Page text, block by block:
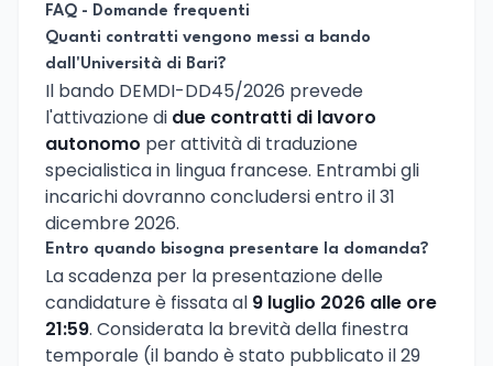
FAQ - Domande frequenti
Quanti contratti vengono messi a bando
dall'Università di Bari?
Il bando DEMDI-DD45/2026 prevede
l'attivazione di due contratti di lavoro
autonomo per attività di traduzione
specialistica in lingua francese. Entrambi gli
incarichi dovranno concludersi entro il 31
dicembre 2026.
Entro quando bisogna presentare la domanda?
La scadenza per la presentazione delle
candidature è fissata al 9 luglio 2026 alle ore
21:59. Considerata la brevità della finestra
temporale (il bando è stato pubblicato il 29